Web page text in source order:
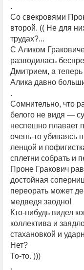
.
Со свекровями
второй. (( Не для
трудах?...
С Аликом
разводилась
Дмитрием, а теперь
Алика давно
.
Сомнительно, что
белого не видя —
неспешно плавает
очень-то убиваясь
ленцой и
сплетни собрать и
Проне Гракович
достойная
переорать может
медведя заодно!
Кто-нибудь видел
коллектива и
стахановкой и
Нет?
То-то. )))
.